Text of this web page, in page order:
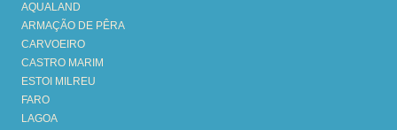
AQUALAND
ARMAÇÃO DE PÊRA
CARVOEIRO
CASTRO MARIM
ESTOI MILREU
FARO
LAGOA